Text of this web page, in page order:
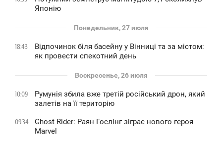
Японію
Понедельник, 27 июля
18:43
Відпочинок біля басейну у Вінниці та за містом:
як провести спекотний день
Воскресенье, 26 июля
10:09
Румунія збила вже третій російський дрон, який
залетів на її територію
09:34
Ghost Rider: Раян Гослінг зіграє нового героя
Marvel